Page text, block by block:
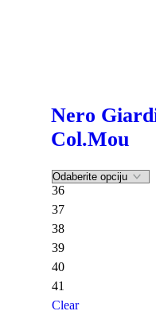
Nero
Col.Mou
36
37
38
39
40
41
Clear